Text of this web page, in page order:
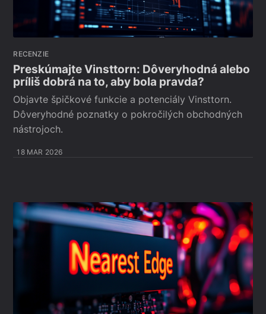
RECENZIE
Preskúmajte Vinsttorn: Dôveryhodná alebo
príliš dobrá na to, aby bola pravda?
Objavte špičkové funkcie a potenciály Vinsttorn.
Dôveryhodné poznatky o pokročilých obchodných
nástrojoch.
18 MAR 2026